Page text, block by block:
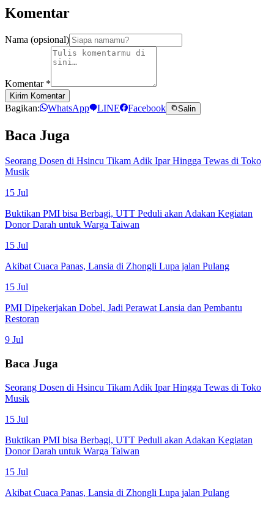
Komentar
Nama (opsional)
Komentar *
Kirim Komentar
Bagikan: WhatsApp LINE Facebook Salin
Baca Juga
Seorang Dosen di Hsincu Tikam Adik Ipar Hingga Tewas di Toko
Musik
15 Jul
Buktikan PMI bisa Berbagi, UTT Peduli akan Adakan Kegiatan
Donor Darah untuk Warga Taiwan
15 Jul
Akibat Cuaca Panas, Lansia di Zhongli Lupa jalan Pulang
15 Jul
PMI Dipekerjakan Dobel, Jadi Perawat Lansia dan Pembantu
Restoran
9 Jul
Baca Juga
Seorang Dosen di Hsincu Tikam Adik Ipar Hingga Tewas di Toko
Musik
15 Jul
Buktikan PMI bisa Berbagi, UTT Peduli akan Adakan Kegiatan
Donor Darah untuk Warga Taiwan
15 Jul
Akibat Cuaca Panas, Lansia di Zhongli Lupa jalan Pulang